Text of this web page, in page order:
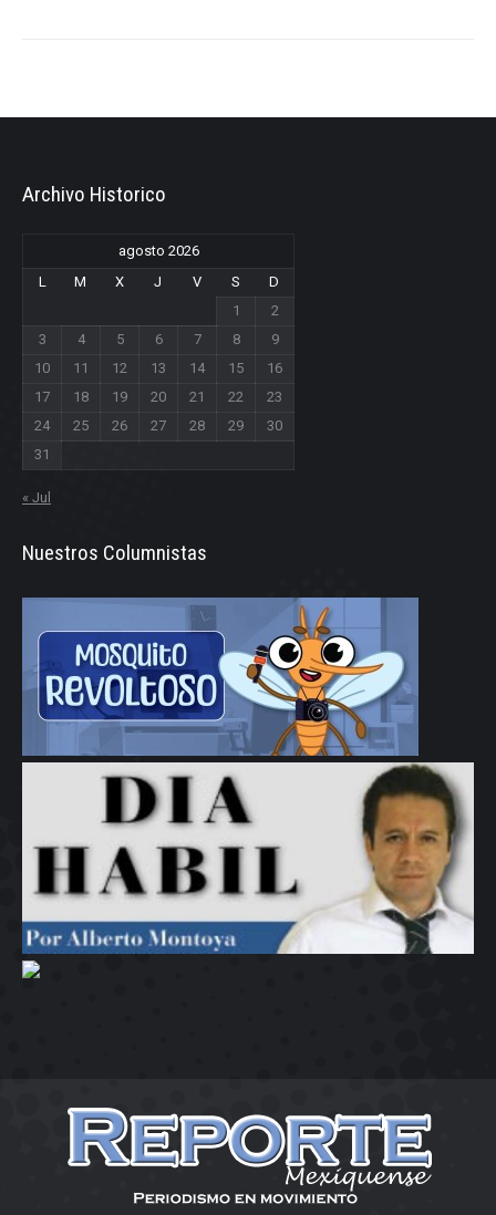
Archivo Historico
agosto 2026
L
M X J V S
D
1
2
3
4 5 6 7 8
9
10
11 12 13 14 15
16
17
18 19 20 21 22
23
24
25 26 27 28 29
30
31
« Jul
Nuestros Columnistas